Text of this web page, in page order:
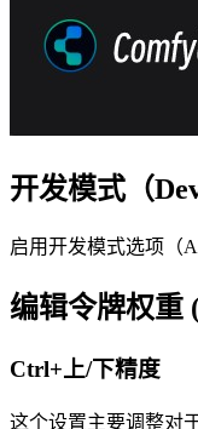
开发模式（
启用开发模式选项（
编辑令牌权重
Ctrl+上/下精度
这个设置主要调整对